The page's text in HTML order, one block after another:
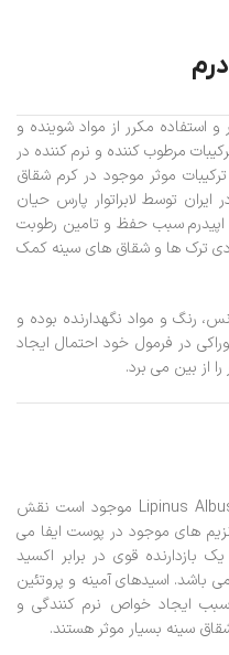
استفاده مکرر از مواد شوینده و
مرطوب کننده و نرم کننده در
موثر موجود در کرم شقاق
توسط لابراتوار پارس حیان
اپیدرم سبب حفظ و تامین رطوبت
ترک ها و شقاق های سینه کمک
رنگ و مواد نگهدارنده بوده و
در فرمول خود احتمال ایجاد
از بین می برد.
ماده لوپئول که در عصاره دانه گیاه Lipinus Albus موجود است نقش
های موجود در پوست ایفا می
بازدارنده قوی در برابر اکسید
باشد. اسیدهای آمینه و پروتئین
ایجاد خواص نرم کنندگی و
سینه بسیار موثر هستند.